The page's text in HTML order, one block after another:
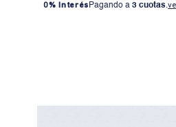
0% Interés Pagando a3 cuotas.